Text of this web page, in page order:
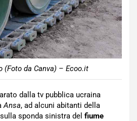
(Foto da Canva) – Ecoo.it
dalla tv pubblica ucraina
Ansa, ad alcuni abitanti della
sponda sinistra del fiume